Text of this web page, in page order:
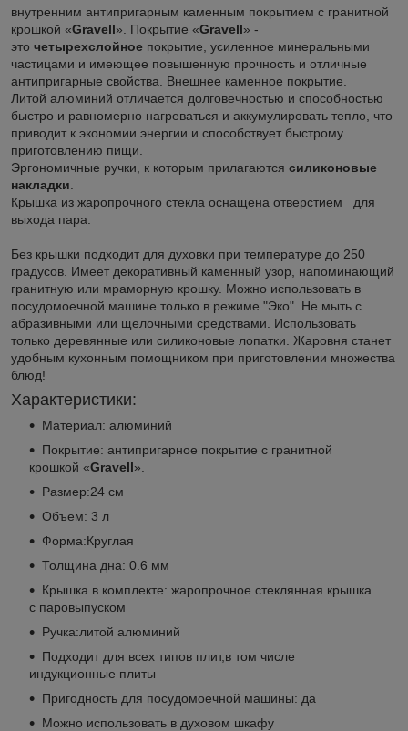
внутренним антипригарным каменным покрытием с гранитной
крошкой «Gravell». Покрытие «Gravell» -
это четырехслойное покрытие, усиленное минеральными
частицами и имеющее повышенную прочность и отличные
антипригарные свойства. Внешнее каменное покрытие.
Литой алюминий отличается долговечностью и способностью
быстро и равномерно нагреваться и аккумулировать тепло, что
приводит к экономии энергии и способствует быстрому
приготовлению пищи.
Эргономичные ручки, к которым прилагаются силиконовые
накладки
Крышка из жаропрочного стекла оснащена отверстием для
выхода пара.
Без крышки подходит для духовки при температуре до 250
градусов. Имеет декоративный каменный узор, напоминающий
гранитную или мраморную крошку. Можно использовать в
посудомоечной машине только в режиме "Эко". Не мыть с
абразивными или щелочными средствами. Использовать
только деревянные или силиконовые лопатки. Жаровня станет
удобным кухонным помощником при приготовлении множества
блюд!
Характеристики:
Материал: алюминий
Покрытие: антипригарное покрытие с гранитной
крошкой «Gravell».
Размер:24 см
Объем: 3 л
Форма:Круглая
Толщина дна: 0.6 мм
Крышка в комплекте: жаропрочное стеклянная крышка
с паровыпуском
Ручка:литой алюминий
Подходит для всех типов плит,в том числе
индукционные плиты
Пригодность для посудомоечной машины: да
Можно использовать в духовом шкафу